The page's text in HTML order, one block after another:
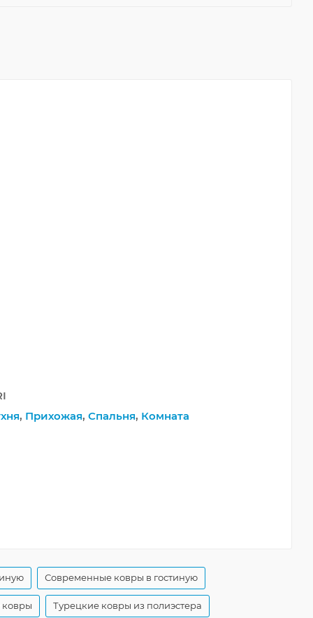
, Прихожая, Спальня, Комната
Современные ковры в гостиную
ковры Турецкие ковры из полиэстера